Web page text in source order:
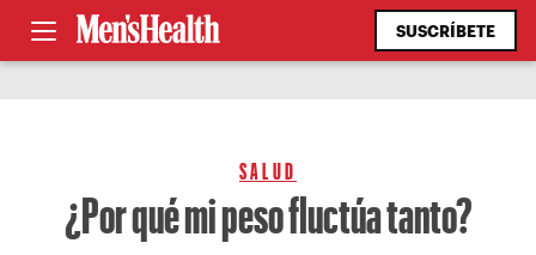
SUSCRÍBETE
SALUD
¿Por qué mi peso fluctúa tanto?